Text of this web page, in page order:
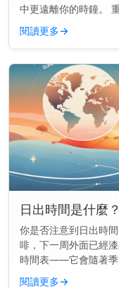
中更遠離你的時鐘。
常是一個名叫吉里巴
地球如何決定誰...
閱讀更多→
日出時間是什麼
你是否注意到日出時
啡，下一周外面已經
時間表——它會隨著季
可以幫助你更好地規
閱讀更多→